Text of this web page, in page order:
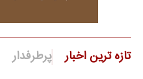
تازه ترین اخبار پرطرفدار